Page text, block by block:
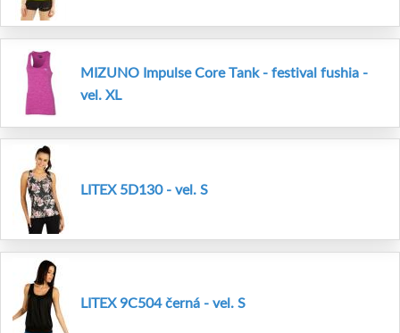
MIZUNO Impulse Core Tank - festival fushia -
vel. XL
LITEX 5D130 - vel. S
LITEX 9C504 černá - vel. S